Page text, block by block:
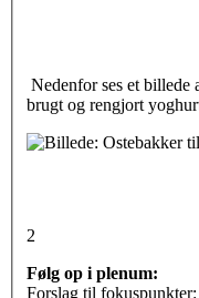
Nedenfor ses et billede
brugt og rengjort
2
Følg op i plenum:
Forslag til fokuspunkter: